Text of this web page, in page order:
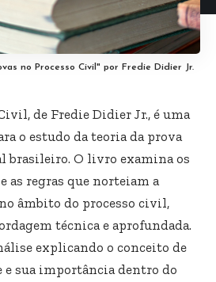
no Processo Civil" por Fredie Didier Jr.
de Fredie Didier Jr., é uma
o estudo da teoria da prova
brasileiro. O livro examina os
as regras que norteiam a
âmbito do processo civil,
técnica e aprofundada.
explicando o conceito de
e sua importância dentro do